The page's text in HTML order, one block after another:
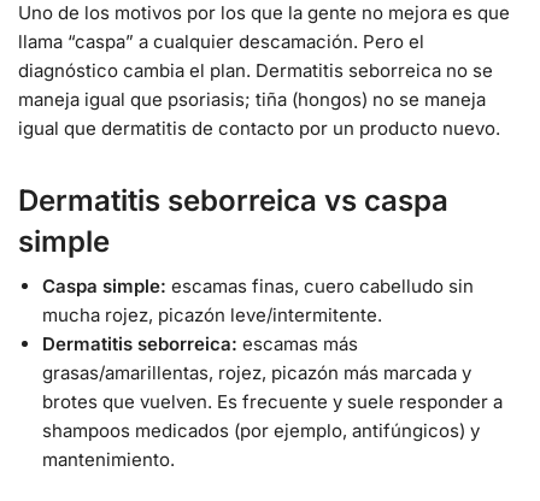
Uno de los motivos por los que la gente no mejora es que
llama “caspa” a cualquier descamación. Pero el
diagnóstico cambia el plan. Dermatitis seborreica no se
maneja igual que psoriasis; tiña (hongos) no se maneja
igual que dermatitis de contacto por un producto nuevo.
Dermatitis seborreica vs caspa
simple
Caspa simple: escamas finas, cuero cabelludo sin
mucha rojez, picazón leve/intermitente.
Dermatitis seborreica: escamas más
grasas/amarillentas, rojez, picazón más marcada y
brotes que vuelven. Es frecuente y suele responder a
shampoos medicados (por ejemplo, antifúngicos) y
mantenimiento.